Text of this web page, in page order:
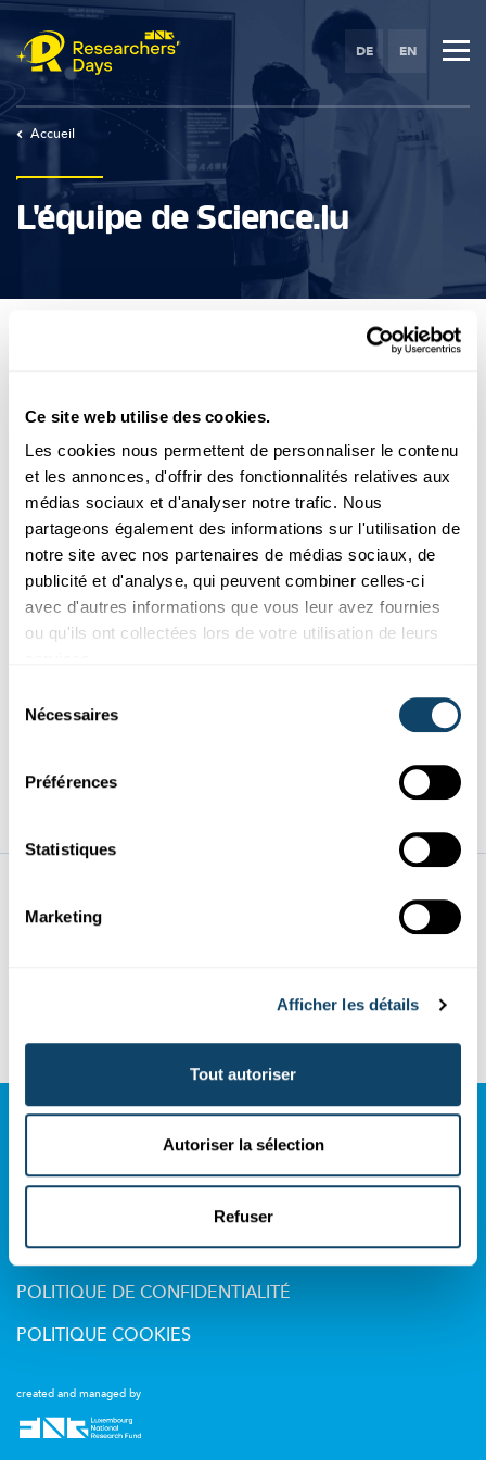
Ce site web utilise des cookies.
Les cookies nous permettent de personnaliser le contenu
et les annonces, d'offrir des fonctionnalités relatives aux
médias sociaux et d'analyser notre trafic. Nous
partageons également des informations sur l'utilisation de
notre site avec nos partenaires de médias sociaux, de
publicité et d'analyse, qui peuvent combiner celles-ci
avec d'autres informations que vous leur avez fournies
ou qu'ils ont collectées lors de votre utilisation de leurs
Nécessaires
Préférences
Statistiques
Marketing
Afficher les détails
Tout autoriser
Autoriser la sélection
Refuser
Skip
to
main
DE EN
Accueil
L'équipe de Science.lu
Une question ?
Contactez-nous.
Sonia Ramos
Event & Communication Manager
Tel. : +352 691 36 28 26
sonia.ramos@fnr.lu
Jean-Paul Bertemes
jean-paul.bertemes@fnr.lu
Inscriptions
created and managed by
À PROPOS DE SCIENCE.LU
CONDITIONS D'UTILISATION
POLITIQUE DE CONFIDENTIALITÉ
POLITIQUE COOKIES